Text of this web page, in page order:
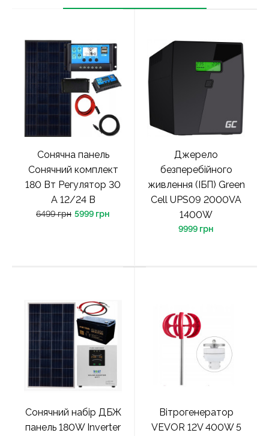
Сонячна панель
Сонячний комплект
180 Вт Регулятор 30
A 12/24 В
6499 грн 5999 грн
Джерело
безперебійного
живлення (ІБП) Green
Cell UPS09 2000VA
1400W
9999 грн
Сонячний набір ДБЖ
панель 180W Inverter
Вітрогенератор
VEVOR 12V 400W 5